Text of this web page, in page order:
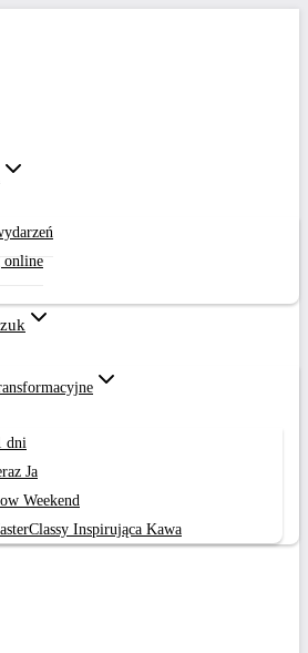
online
dni
Ja
Weekend
Inspirująca Kawa